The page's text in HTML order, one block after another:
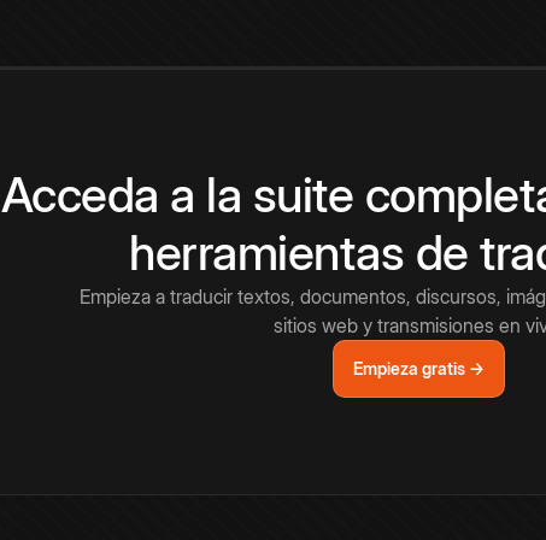
Acceda a la suite
herramientas de
Empieza a traducir textos, documentos, discursos,
sitios web y transmisiones en
Empieza gratis →